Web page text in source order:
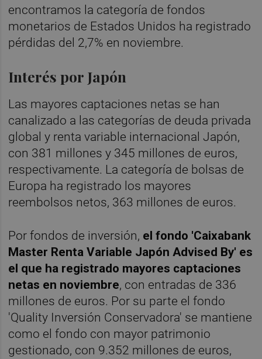
encontramos la categoría de fondos
monetarios de Estados Unidos ha registrado
pérdidas del 2,7% en noviembre.
Interés por Japón
Las mayores captaciones netas se han
canalizado a las categorías de deuda privada
global y renta variable internacional Japón,
con 381 millones y 345 millones de euros,
respectivamente. La categoría de bolsas de
Europa ha registrado los mayores
reembolsos netos, 363 millones de euros.
Por fondos de inversión, el fondo 'Caixabank
Master Renta Variable Japón Advised By' es
el que ha registrado mayores captaciones
netas en noviembre, con entradas de 336
millones de euros. Por su parte el fondo
'Quality Inversión Conservadora' se mantiene
como el fondo con mayor patrimonio
gestionado, con 9.352 millones de euros,